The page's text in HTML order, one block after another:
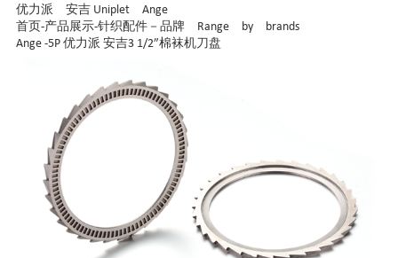
优力派 安吉 Uniplet Ange
首页-产品展示-针织配件－品牌 Range by brands
Ange -5P 优力派 安吉3 1/2”棉袜机刀盘